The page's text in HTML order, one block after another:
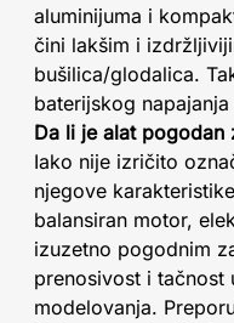
aluminijuma i
čini lakšim i
bušilica/glodalica.
baterijskog
Da li je alat pogodan
Iako nije izričito
njegove
balansiran motor,
izuzetno pogodnim
prenosivost i
modelovanja.